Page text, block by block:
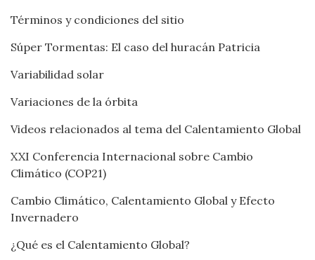
Términos y condiciones del sitio
Súper Tormentas: El caso del huracán Patricia
Variabilidad solar
Variaciones de la órbita
Videos relacionados al tema del Calentamiento Global
XXI Conferencia Internacional sobre Cambio
Climático (COP21)
Cambio Climático, Calentamiento Global y Efecto
Invernadero
¿Qué es el Calentamiento Global?